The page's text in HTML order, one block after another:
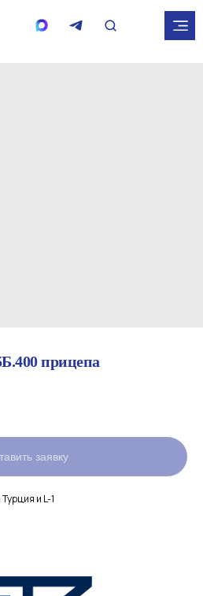
прицепа
заявку
и L-1
канал